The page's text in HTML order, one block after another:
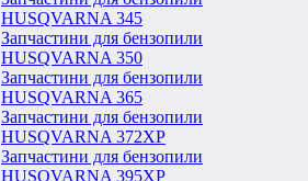
HUSQVARNA 345
Запчастини для бензопили
HUSQVARNA 350
Запчастини для бензопили
HUSQVARNA 365
Запчастини для бензопили
HUSQVARNA 372XP
Запчастини для бензопили
HUSQVARNA 395XP